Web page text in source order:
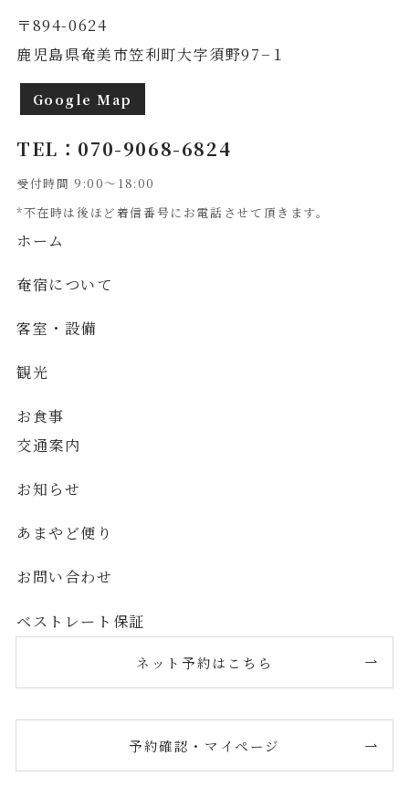
〒894-0624
鹿児島県奄美市笠利町大字須野97−１
Google Map
TEL： 070-9068-6824
受付時間 9:00～18:00
*不在時は後ほど着信番号にお電話させて頂きます。
ホーム
奄宿について
客室・設備
観光
お食事
交通案内
お知らせ
あまやど便り
お問い合わせ
ベストレート保証
ネット予約はこちら
予約確認・マイページ